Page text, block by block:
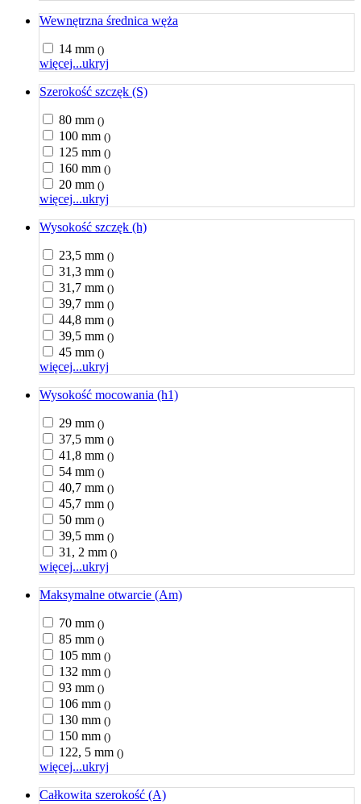
Wewnętrzna średnica węża
14 mm ()
więcej...ukryj
Szerokość szczęk (S)
80 mm ()
100 mm ()
125 mm ()
160 mm ()
20 mm ()
więcej...ukryj
Wysokość szczęk (h)
23,5 mm ()
31,3 mm ()
31,7 mm ()
39,7 mm ()
44,8 mm ()
39,5 mm ()
45 mm ()
więcej...ukryj
Wysokość mocowania (h1)
29 mm ()
37,5 mm ()
41,8 mm ()
54 mm ()
40,7 mm ()
45,7 mm ()
50 mm ()
39,5 mm ()
31, 2 mm ()
więcej...ukryj
Maksymalne otwarcie (Am)
70 mm ()
85 mm ()
105 mm ()
132 mm ()
93 mm ()
106 mm ()
130 mm ()
150 mm ()
122, 5 mm ()
więcej...ukryj
Całkowita szerokość (A)